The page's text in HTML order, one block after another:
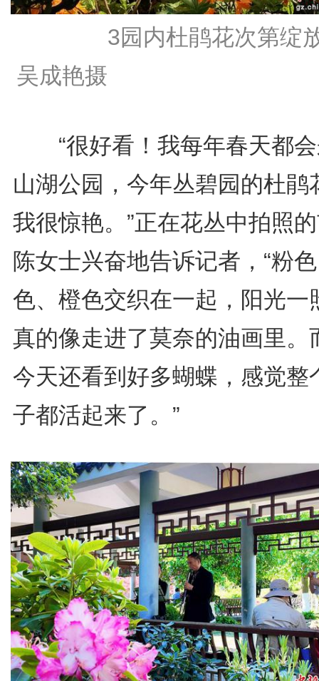
3园内杜鹃花次第绽
吴成艳摄
“很好看！我每年春天都会
山湖公园，今年丛碧园的杜鹃
我很惊艳。”正在花丛中拍照
陈女士兴奋地告诉记者，“粉
色、橙色交织在一起，阳光一
真的像走进了莫奈的油画里。
今天还看到好多蝴蝶，感觉整
子都活起来了。”